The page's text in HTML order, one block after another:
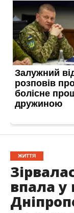
ЖИТТЯ
впала у